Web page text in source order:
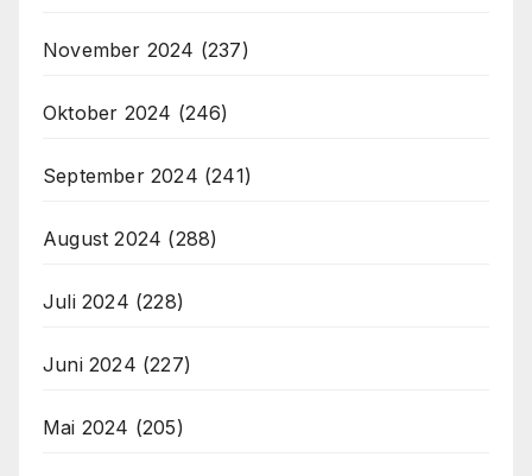
November 2024 (237)
Oktober 2024 (246)
September 2024 (241)
August 2024 (288)
Juli 2024 (228)
Juni 2024 (227)
Mai 2024 (205)